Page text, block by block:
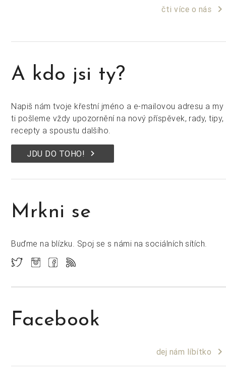
čti více o nás keyboard_arrow_right
A kdo jsi ty?
Napiš nám tvoje křestní jméno a e-mailovou adresu a my
ti pošleme vždy upozornění na nový příspěvek, rady, tipy,
recepty a spoustu dalšího.
keyboard_arrow_right
JDU DO TOHO!
Mrkni se
Buďme na blízku. Spoj se s námi na sociálních sítích.
Facebook
dej nám líbítko keyboard_arrow_right